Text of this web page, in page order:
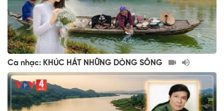
Ca nhạc: KHÚC HÁT NHỮNG DÒNG SÔNG